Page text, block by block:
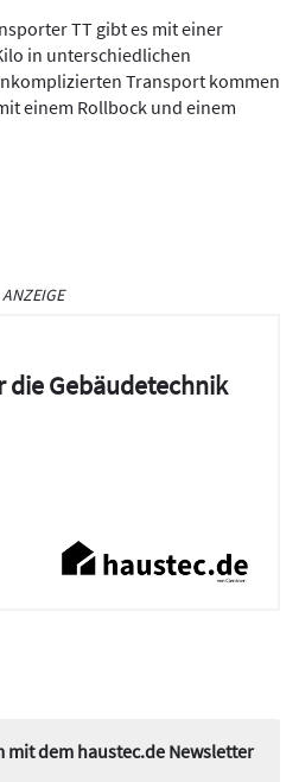
TT gibt es mit einer
in unterschiedlichen
Transport kommen
einem Rollbock und einem
ANZEIGE
die Gebäudetechnik
mit dem haustec.de Newsletter